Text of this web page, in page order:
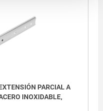
PARCIAL A
INOXIDABLE,